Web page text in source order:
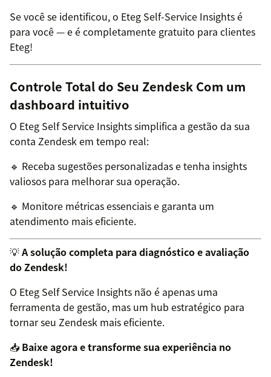
Se você se identificou, o Eteg Self-Service Insights é
para você — e é completamente gratuito para clientes
Eteg!
Controle Total do Seu Zendesk Com um
dashboard intuitivo
O Eteg Self Service Insights simplifica a gestão da sua
conta Zendesk em tempo real:
🔹 Receba sugestões personalizadas e tenha insights
valiosos para melhorar sua operação.
🔹 Monitore métricas essenciais e garanta um
atendimento mais eficiente.
💡A solução completa para diagnóstico e avaliação
do Zendesk!
O Eteg Self Service Insights não é apenas uma
ferramenta de gestão, mas um hub estratégico para
tornar seu Zendesk mais eficiente.
📥 Baixe agora e transforme sua experiência no
Zendesk!